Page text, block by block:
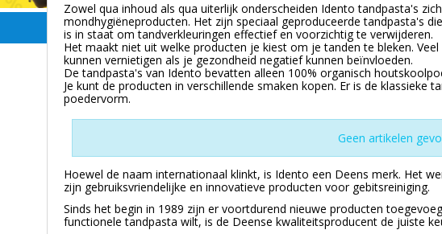
Zowel qua inhoud als qua uiterlijk onderscheiden Idento tandpasta's
mondhygiëneproducten. Het zijn speciaal geproduceerde tandpasta's
is in staat om tandverkleuringen effectief en voorzichtig te verwijderen.
Het maakt niet uit welke producten je kiest om je tanden te bleken.
kunnen vernietigen als je gezondheid negatief kunnen beïnvloeden.
De tandpasta's van Idento bevatten alleen 100% organisch
Je kunt de producten in verschillende smaken kopen. Er is de klassieke
poedervorm.
Geen artikelen
Hoewel de naam internationaal klinkt, is Idento een Deens merk. Het
zijn gebruiksvriendelijke en innovatieve producten voor gebitsreiniging.
Sinds het begin in 1989 zijn er voortdurend nieuwe producten
functionele tandpasta wilt, is de Deense kwaliteitsproducent de juiste